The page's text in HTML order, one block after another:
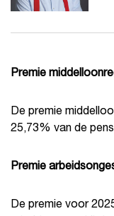
Premie
De premie
25,73% van de
Premie
De premie voor